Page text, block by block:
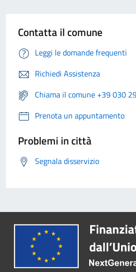
Contatta il comune
Leggi le domande frequenti
Richiedi Assistenza
Chiama il comune +39 030
Prenota un appuntamento
Problemi in città
Segnala disservizio